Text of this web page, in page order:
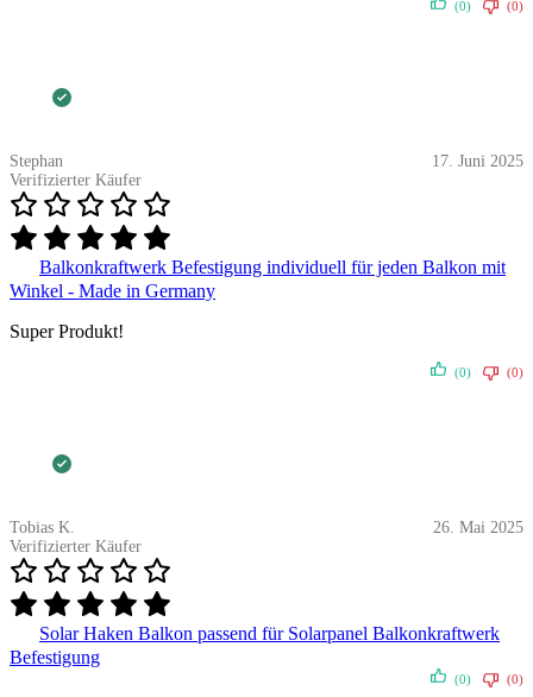
(0) (0)
Stephan
Verifizierter Käufer
17. Juni 2025
Balkonkraftwerk Befestigung individuell für jeden Balkon mit
Winkel - Made in Germany
Super Produkt!
(0) (0)
Tobias K.
Verifizierter Käufer
26. Mai 2025
Solar Haken Balkon passend für Solarpanel Balkonkraftwerk
Befestigung
(0) (0)